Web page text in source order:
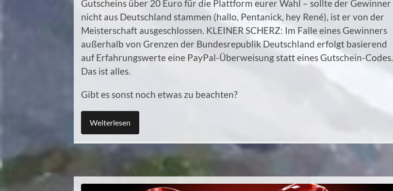
Gutscheins über 20 Euro für die Plattform eurer Wahl – sollte der Gewinner
nicht aus Deutschland stammen (hallo, Pentanick, hey René), ist er von der
Meisterschaft ausgeschlossen. KLEINER SCHERZ: Im Falle eines Gewinners
außerhalb von Grenzen der Bundesrepublik Deutschland erfolgt basierend
auf Erfahrungswerte eine PayPal-Überweisung statt eines Gutschein-Codes.
Das ist alles.
Gibt es sonst noch etwas zu beachten?
Weiterlesen